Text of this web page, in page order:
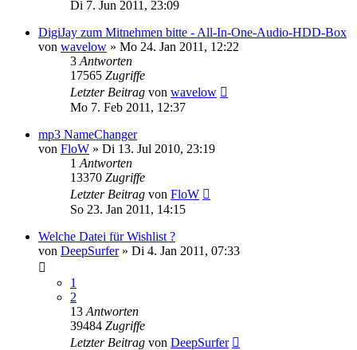
Di 7. Jun 2011, 23:09
DigiJay zum Mitnehmen bitte - All-In-One-Audio-HDD-Box
von wavelow » Mo 24. Jan 2011, 12:22
3 Antworten
17565 Zugriffe
Letzter Beitrag von wavelow
Mo 7. Feb 2011, 12:37
mp3 NameChanger
von FloW » Di 13. Jul 2010, 23:19
1 Antworten
13370 Zugriffe
Letzter Beitrag von FloW
So 23. Jan 2011, 14:15
Welche Datei für Wishlist ?
von DeepSurfer» Di 4. Jan 2011, 07:33
1
2
13 Antworten
39484 Zugriffe
Letzter Beitrag von DeepSurfer